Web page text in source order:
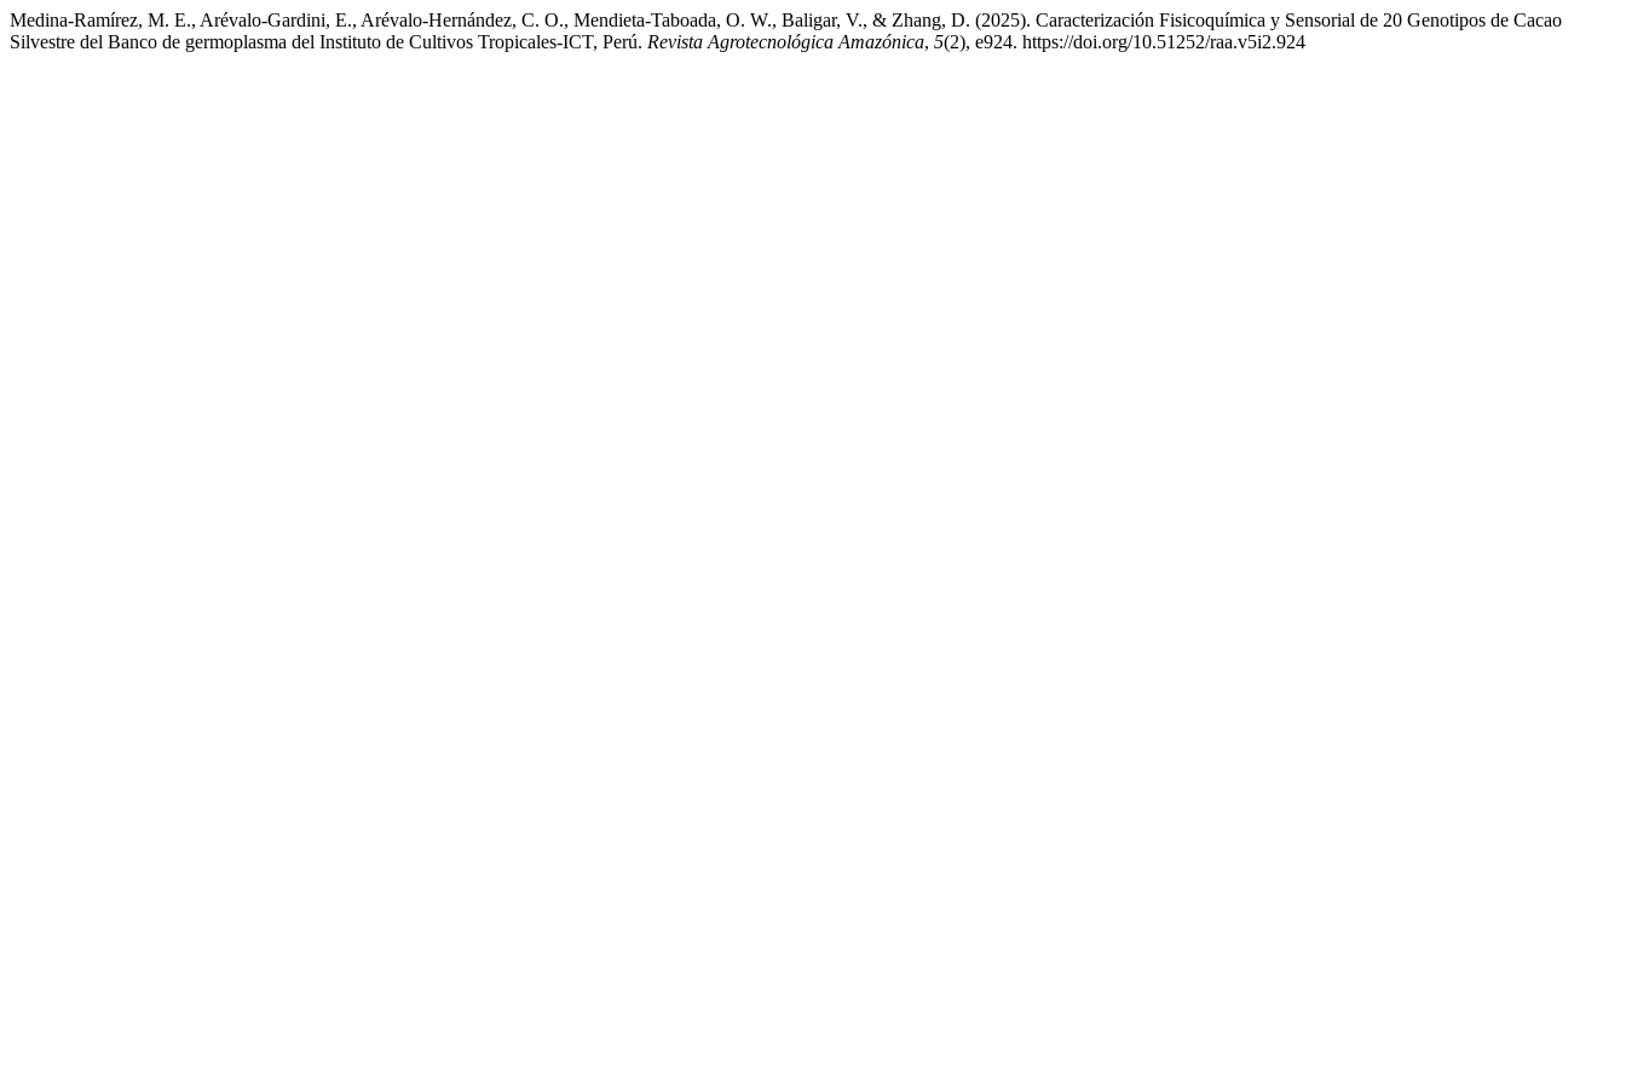
Medina-Ramírez, M. E., Arévalo-Gardini, E., Arévalo-Hernández, C. O., Mendieta-Taboada, O. W., Baligar, V., & Zhang, D. (2025). Caracterización Fisicoquímica y Sensorial de 20 Genotipos de Cacao
Silvestre del Banco de germoplasma del Instituto de Cultivos Tropicales-ICT, Perú. Revista Agrotecnológica Amazónica, 5(2), e924. https://doi.org/10.51252/raa.v5i2.924